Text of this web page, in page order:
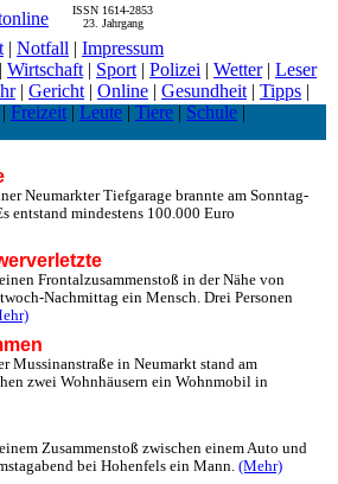
Neumarkter Tiefgarage brannte am Sonntag-
entstand mindestens 100.000 Euro
Frontalzusammenstoß in der Nähe von
Nachmittag ein Mensch. Drei Personen
Mussinanstraße in Neumarkt stand am
zwei Wohnhäusern ein Wohnmobil in
Zusammenstoß zwischen einem Auto und
bei Hohenfels ein Mann. (Mehr)
ISSN 1614-2853
23. Jahrgang
| Notfall | Impressum
Wirtschaft | Sport | Polizei | Wetter| Leser
| Gericht | Online | Gesundheit | Tipps |
| Freizeit | Leute | Tiere | Schule |